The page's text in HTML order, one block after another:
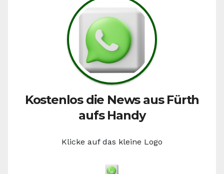
Kostenlos die News aus Fürth
aufs Handy
Klicke auf das kleine Logo